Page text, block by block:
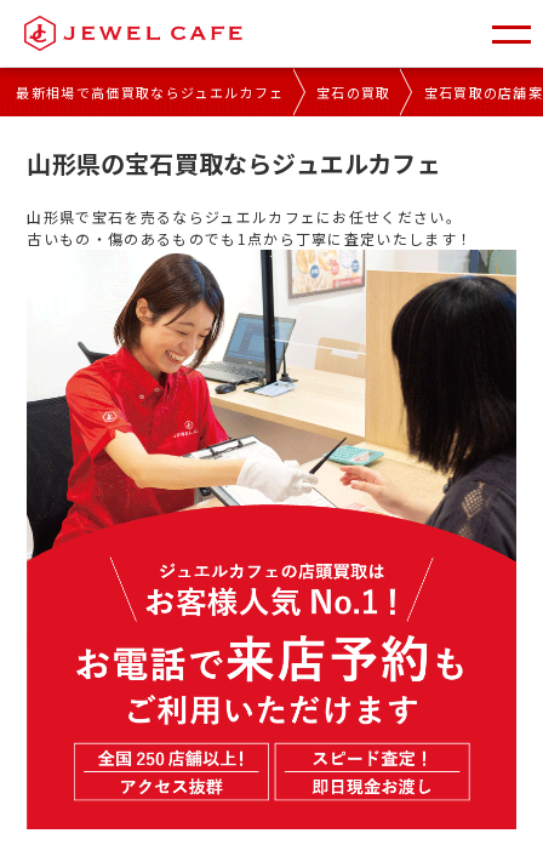
最新相場で高価買取ならジュエルカフェ 宝石の買取 宝石買取の店舗
山形県の宝石買取ならジュエルカフェ
山形県で宝石を売るならジュエルカフェにお任せください。
古いもの・傷のあるものでも1点から丁寧に査定いたします！